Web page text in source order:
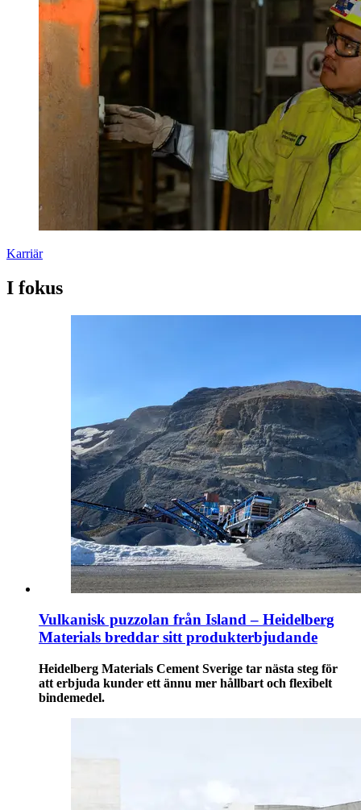
Karriär
I fokus
Vulkanisk puzzolan från Island – Heidelberg
Materials breddar sitt produkterbjudande
Heidelberg Materials Cement Sverige tar nästa steg för
att erbjuda kunder ett ännu mer hållbart och flexibelt
bindemedel.